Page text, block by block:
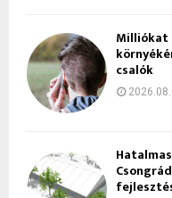
Milliókat
csalók